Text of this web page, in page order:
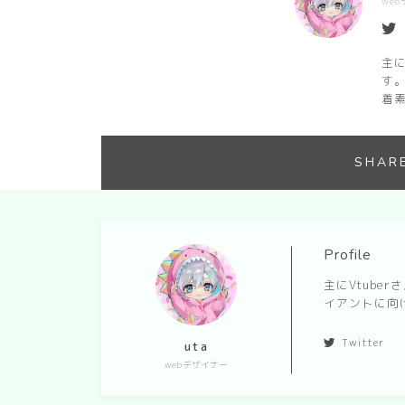
主
す
着
uta
webデザイナー
Profile
主にVtuberさ
イアントに
Twitter